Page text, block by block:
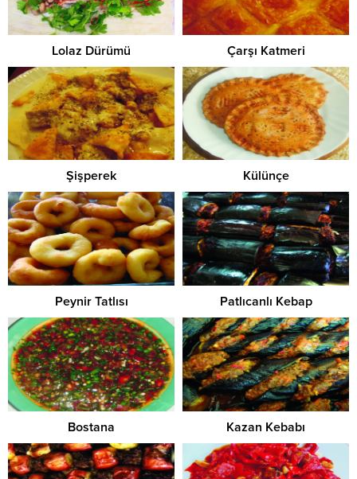
Lolaz Dürümü Çarşı Katmeri
Şişperek Külünçe
Peynir Tatlısı Patlıcanlı Kebap
Bostana Kazan Kebabı